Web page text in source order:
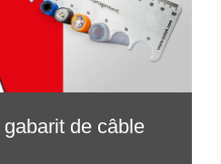
de câble